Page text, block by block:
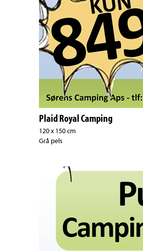
Plaid Royal Camping
120 x 150 cm
Grå pels